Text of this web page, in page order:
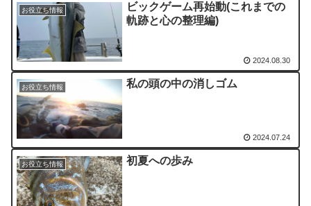
お役立ち情報
ビックゲーム再始動(これまでの
軌跡と心の整理編)
2024.08.30
お役立ち情報 私の頭の中の消しゴム
2024.07.24
お役立ち情報 初夏への歩み